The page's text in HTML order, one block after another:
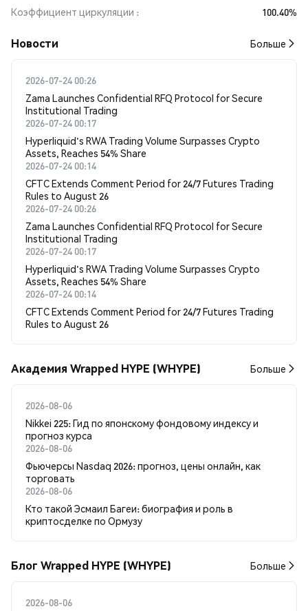
Коэффициент циркуляции
100.40%
Новости Больше
2026-07-24 00:26
Zama Launches Confidential RFQ Protocol for Secure
Institutional Trading
2026-07-24 00:17
Hyperliquid's RWA Trading Volume Surpasses Crypto
Assets, Reaches 54% Share
2026-07-24 00:14
CFTC Extends Comment Period for 24/7 Futures Trading
Rules to August 26
2026-07-24 00:26
Zama Launches Confidential RFQ Protocol for Secure
Institutional Trading
2026-07-24 00:17
Hyperliquid's RWA Trading Volume Surpasses Crypto
Assets, Reaches 54% Share
2026-07-24 00:14
CFTC Extends Comment Period for 24/7 Futures Trading
Rules to August 26
Академия Wrapped HYPE (WHYPE) Больше
2026-08-06
Nikkei 225: Гид по японскому фондовому индексу и
прогноз курса
2026-08-06
Фьючерсы Nasdaq 2026: прогноз, цены онлайн, как
торговать
2026-08-06
Кто такой Эсмаил Багеи: биография и роль в
криптосделке по Ормузу
Блог Wrapped HYPE (WHYPE) Больше
2026-08-06